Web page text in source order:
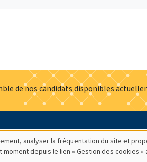
de nos candidats disponibles
Offres d'emploi Presse
analyser la fréquentation du site et
depuis le lien « Gestion des cookies